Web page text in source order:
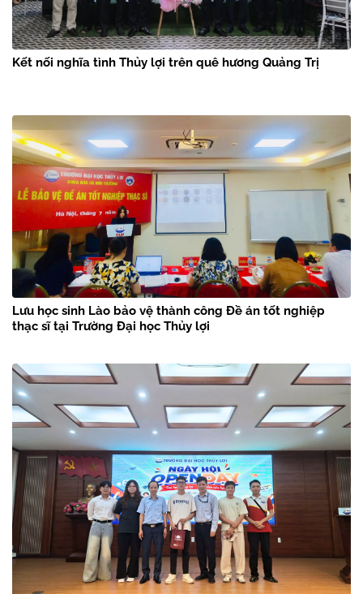
Kết nối nghĩa tình Thủy lợi trên quê hương Quảng Trị
Lưu học sinh Lào bảo vệ thành công Đề án tốt nghiệp
thạc sĩ tại Trường Đại học Thủy lợi